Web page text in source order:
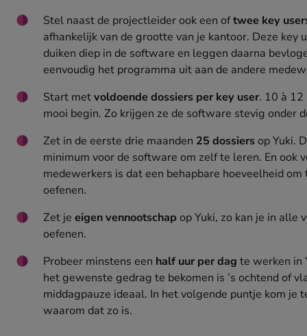
Stel naast de projectleider ook een oftwee key
afhankelijk van de grootte van je kantoor. Deze key
duiken diep in de software en leggen daarna
eenvoudig het programma uit aan de andere
Start metvoldoende dossiers per key user. 10 à 12
mooi begin. Zo krijgen ze de software stevig onder
Zet in de eerste drie maanden 25 dossiersop Yuki.
minimum voor de software om zelf te leren. En ook
medewerkers is dat een behapbare hoeveelheid om
oefenen.
Zet jeeigen vennootschap op Yuki, zo kan je in alle
oefenen.
Probeer minstens een half uur per dag te werken in
het gewenste gedrag te bekomen is ’s ochtend of
middagpauze ideaal. In het volgende puntje kom je
waarom dat zo is.